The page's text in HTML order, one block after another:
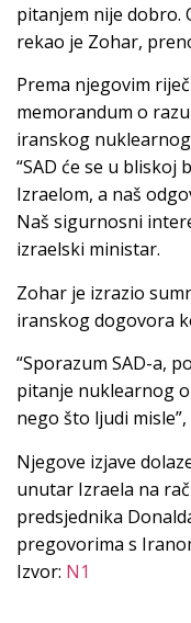
pitanjem nije dobro.
rekao je Zohar,
Prema njegovim
memorandum o
iranskog
“SAD će se u
Izraelom, a naš
Naš sigurnosni
izraelski ministar.
Zohar je izrazio
iranskog dogovora
“Sporazum SAD-a,
pitanje nuklearnog
nego što ljudi
Njegove izjave
unutar Izraela na
predsjednika
pregovorima s
Izvor: N1